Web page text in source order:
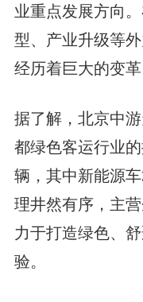
业重点发展方向
型、产业升级等
经历着巨大的变革
据了解，北京中
都绿色客运行业
辆，其中新能源
理井然有序，主
力于打造绿色、
验。